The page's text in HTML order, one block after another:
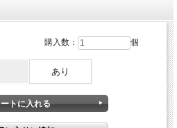
購入数： 個
あり